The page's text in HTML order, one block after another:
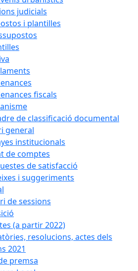
judicials
i plantilles
fiscals
de classificació documental
general
institucionals
de comptes
de satisfacció
i suggeriments
de sessions
(a partir 2022)
resolucions, actes dels
2021
premsa